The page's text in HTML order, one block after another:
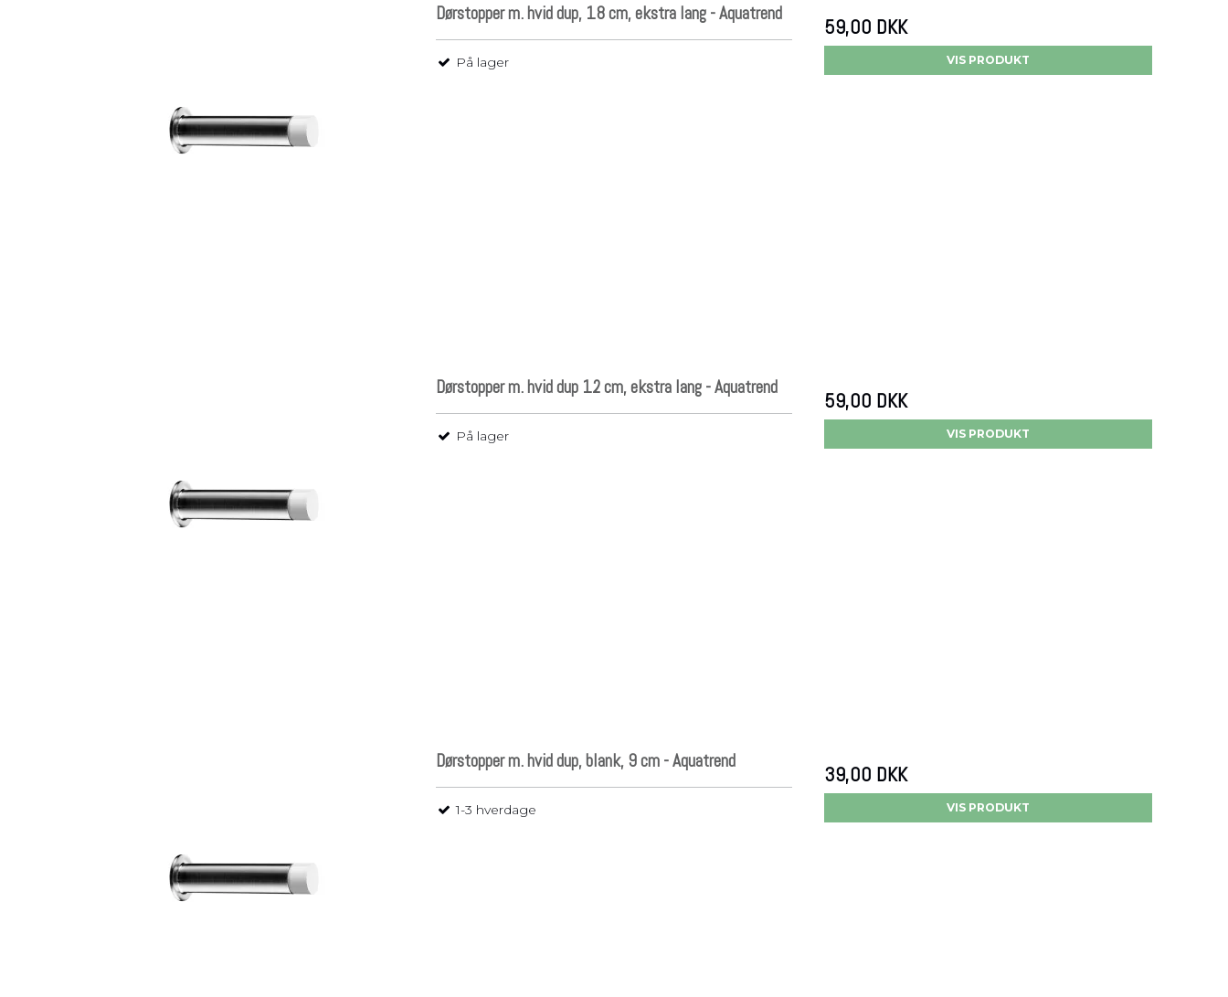
Dørstopper m. hvid dup, 18 cm, ekstra lang - Aquatrend
På lager
59,00 DKK
VIS PRODUKT
Dørstopper m. hvid dup 12 cm, ekstra lang - Aquatrend
På lager
59,00 DKK
VIS PRODUKT
Dørstopper m. hvid dup, blank, 9 cm - Aquatrend
1-3 hverdage
39,00 DKK
VIS PRODUKT